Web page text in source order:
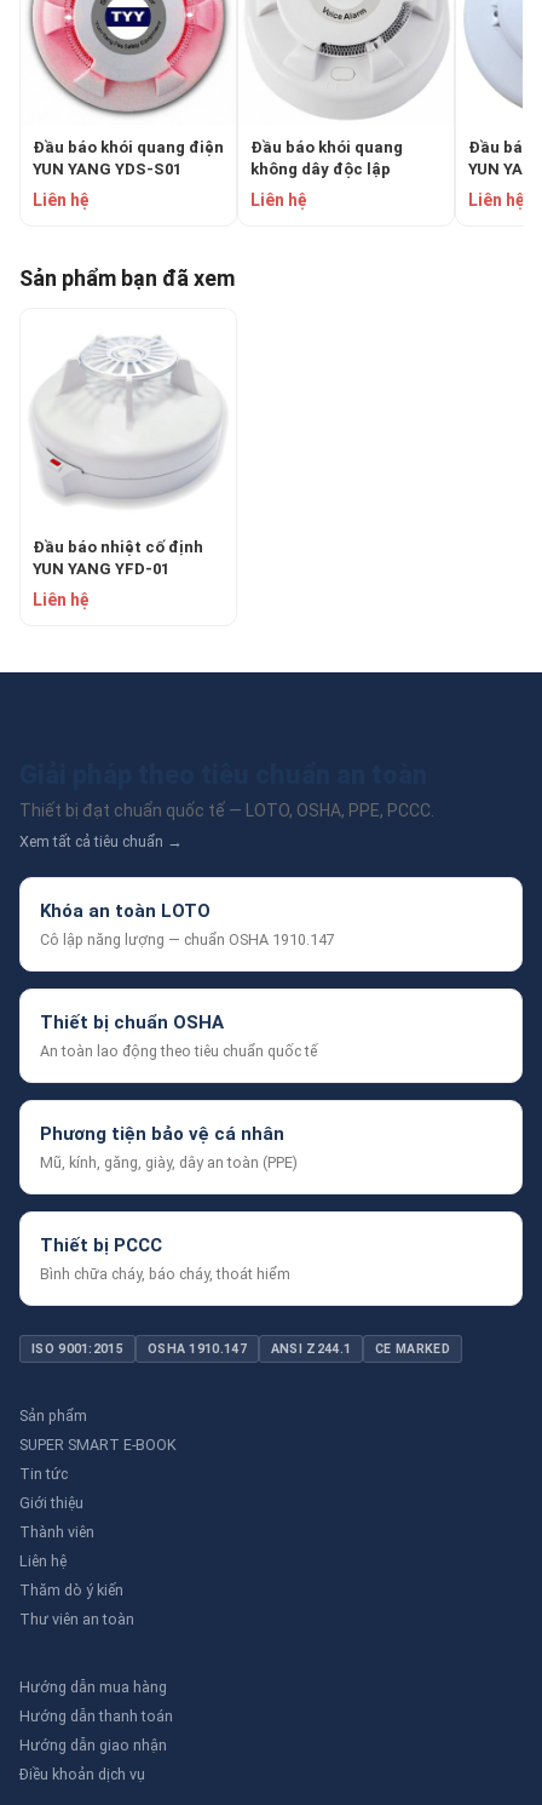
Đầu báo khói quang điện
YUN YANG YDS-S01
Liên hệ
Đầu báo khói quang
không dây độc lập
YUNYANG YDS-H02
Liên hệ
Đầu báo
YUN
Liên hệ
Sản phẩm bạn đã xem
Đầu báo nhiệt cố định
YUN YANG YFD-01
Liên hệ
Thiết bị đạt chuẩn quốc tế — LOTO, OSHA, PPE, PCCC.
Xem tất cả tiêu chuẩn →
Khóa an toàn LOTO
Cô lập năng lượng — chuẩn OSHA 1910.147
Thiết bị chuẩn OSHA
An toàn lao động theo tiêu chuẩn quốc tế
Phương tiện bảo vệ cá nhân
Mũ, kính, găng, giày, dây an toàn (PPE)
Thiết bị PCCC
Bình chữa cháy, báo cháy, thoát hiểm
ISO 9001:2015 OSHA 1910.147 ANSI Z244.1 CE MARKED
Sản phẩm
SUPER SMART E-BOOK
Tin tức
Giới thiệu
Thành viên
Liên hệ
Thăm dò ý kiến
Thư viên an toàn
Hướng dẫn mua hàng
Hướng dẫn thanh toán
Hướng dẫn giao nhận
Điều khoản dịch vụ